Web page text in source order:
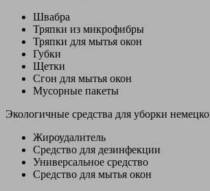
Швабра
Тряпки из микрофибры
Тряпки для мытья окон
Губки
Щетки
Сгон для мытья окон
Мусорные пакеты
Экологичные средства для уборки
Жироудалитель
Средство для дезинфекции
Универсальное средство
Средство для мытья окон